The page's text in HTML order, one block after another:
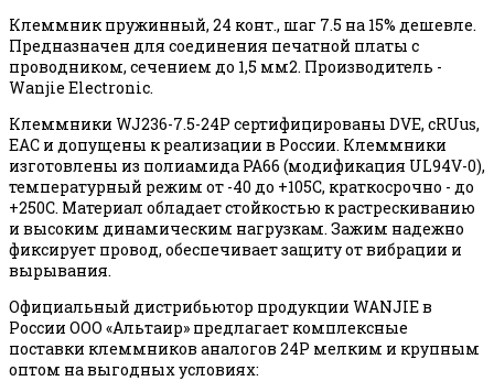
Клеммник пружинный, 24 конт., шаг 7.5 на 15% дешевле.
Предназначен для соединения печатной платы с
проводником, сечением до 1,5 мм2. Производитель -
Wanjie Electronic.
Клеммники WJ236-7.5-24P сертифицированы DVE, cRUus,
EAC и допущены к реализации в России. Клеммники
изготовлены из полиамида PA66 (модификация UL94V-0),
температурный режим от -40 до +105С, краткосрочно - до
+250С. Материал обладает стойкостью к растрескиванию
и высоким динамическим нагрузкам. Зажим надежно
фиксирует провод, обеспечивает защиту от вибрации и
вырывания.
Официальный дистрибьютор продукции WANJIE в
России ООО «Альтаир» предлагает комплексные
поставки клеммников аналогов 24P мелким и крупным
оптом на выгодных условиях: